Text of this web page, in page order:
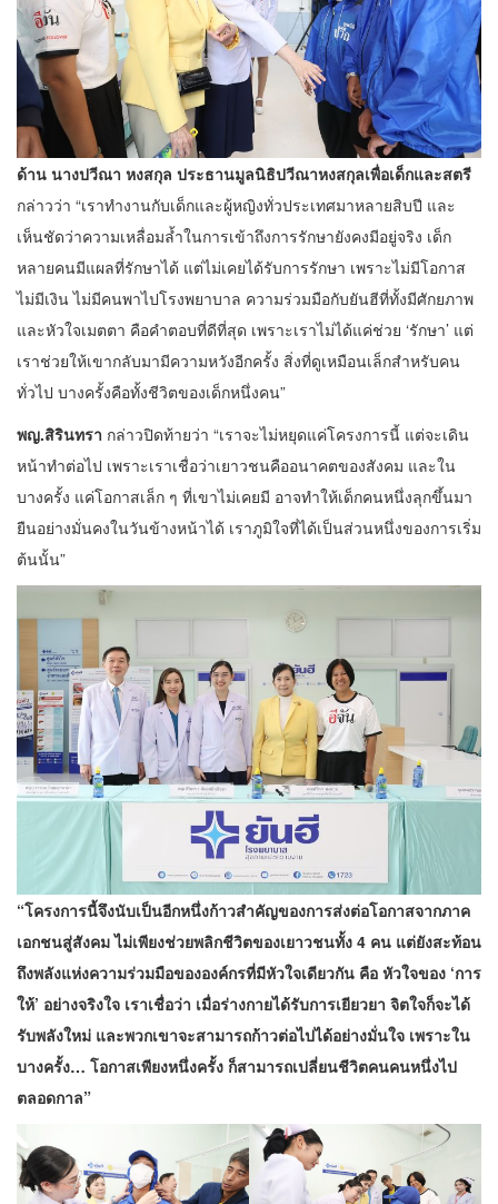
ด้าน นางปวีณา หงสกุล ประธานมูลนิธิปวีณาหงสกุลเพื่อเด็กและสตรี
กล่าวว่า “เราทำงานกับเด็กและผู้หญิงทั่วประเทศมาหลายสิบปี และ
เห็นชัดว่าความเหลื่อมล้ำในการเข้าถึงการรักษายังคงมีอยู่จริง เด็ก
หลายคนมีแผลที่รักษาได้ แต่ไม่เคยได้รับการรักษา เพราะไม่มีโอกาส
ไม่มีเงิน ไม่มีคนพาไปโรงพยาบาล ความร่วมมือกับยันฮีที่ทั้งมีศักยภาพ
และหัวใจเมตตา คือคำตอบที่ดีที่สุด เพราะเราไม่ได้แค่ช่วย ‘รักษา’ แต่
เราช่วยให้เขากลับมามีความหวังอีกครั้ง สิ่งที่ดูเหมือนเล็กสำหรับคน
ทั่วไป บางครั้งคือทั้งชีวิตของเด็กหนึ่งคน”
พญ.สิรินทรา กล่าวปิดท้ายว่า “เราจะไม่หยุดแค่โครงการนี้ แต่จะเดิน
หน้าทำต่อไป เพราะเราเชื่อว่าเยาวชนคืออนาคตของสังคม และใน
บางครั้ง แค่โอกาสเล็ก ๆ ที่เขาไม่เคยมี อาจทำให้เด็กคนหนึ่งลุกขึ้นมา
ยืนอย่างมั่นคงในวันข้างหน้าได้ เราภูมิใจที่ได้เป็นส่วนหนึ่งของการเริ่ม
ต้นนั้น”
“โครงการนี้จึงนับเป็นอีกหนึ่งก้าวสำคัญของการส่งต่อโอกาสจากภาค
เอกชนสู่สังคม ไม่เพียงช่วยพลิกชีวิตของเยาวชนทั้ง 4 คน แต่ยังสะท้อน
ถึงพลังแห่งความร่วมมือขององค์กรที่มีหัวใจเดียวกัน คือ หัวใจของ ‘การ
ให้’ อย่างจริงใจ เราเชื่อว่า เมื่อร่างกายได้รับการเยียวยา จิตใจก็จะได้
รับพลังใหม่ และพวกเขาจะสามารถก้าวต่อไปได้อย่างมั่นใจ เพราะใน
บางครั้ง… โอกาสเพียงหนึ่งครั้ง ก็สามารถเปลี่ยนชีวิตคนคนหนึ่งไป
ตลอดกาล”